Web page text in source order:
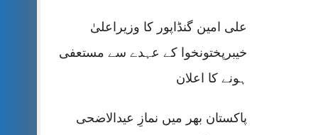
علی امین گنڈاپور کا وزیراعلیٰ
خیبرپختونخوا کے عہدے سے مستعفی
ہونے کا اعلان
پاکستان بھر میں نمازِ عیدالاضحی